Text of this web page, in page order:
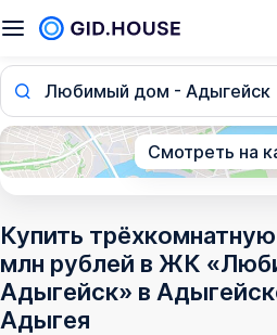
Любимый дом - Адыгейск
Смотреть на
Купить
млн рублей в ЖК
Адыгейск» в
Адыгея